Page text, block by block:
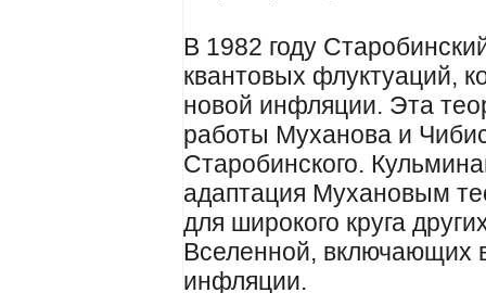
В 1982 году
квантовых флуктуаций,
новой инфляции. Эта
работы Муханова и
Старобинского.
адаптация Мухановым
для широкого круга
Вселенной, включающих
инфляции.